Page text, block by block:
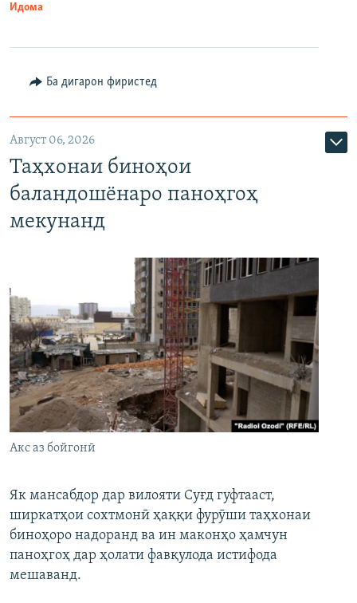
Идома
Ба дигарон фиристед
Август 06, 2026
Таҳхонаи биноҳои
баландошёнаро паноҳгоҳ
мекунанд
Акс аз бойгонӣ
Як мансабдор дар вилояти Суғд гуфтааст,
ширкатҳои сохтмонӣ ҳаққи фурӯши таҳхонаи
биноҳоро надоранд ва ин маконҳо ҳамчун
паноҳгоҳ дар ҳолати фавқулода истифода
мешаванд.